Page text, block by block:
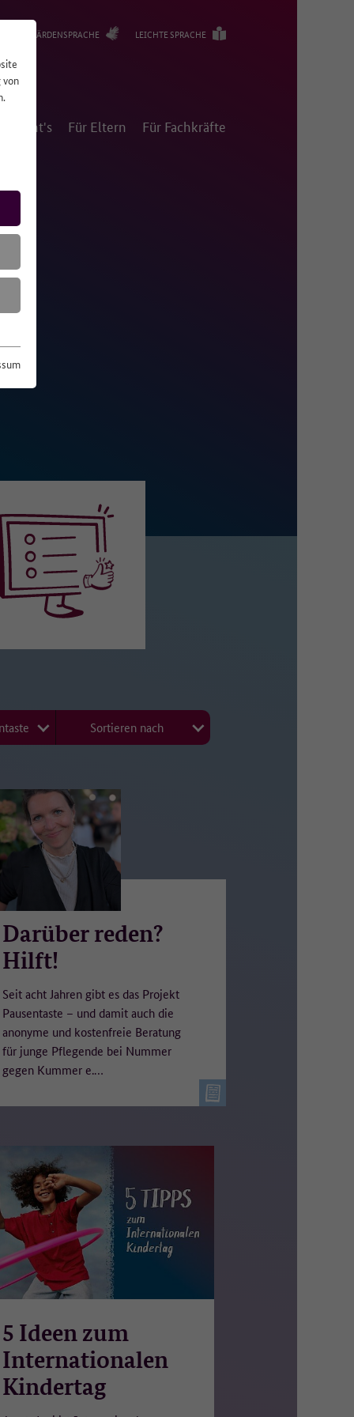
GEBÄRDENSPRACHE LEICHTE SPRACHE
geht's Für Eltern Für Fachkräfte
Sortieren nach
Darüber reden?
Hilft!
Seit acht Jahren gibt es das Projekt
Pausentaste – und damit auch die
anonyme und kostenfreie Beratung
für junge Pflegende bei Nummer
gegen Kummer e.…
5 Ideen zum
Internationalen
Kindertag